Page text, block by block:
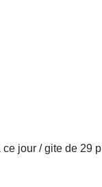
jour / gite de 29 p